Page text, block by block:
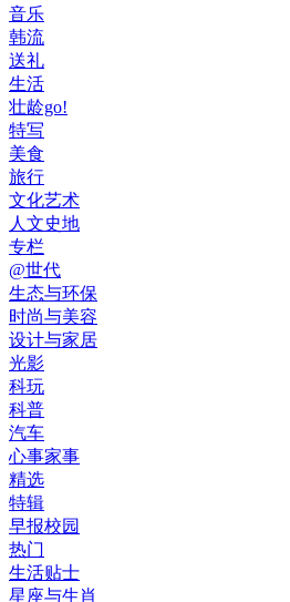
音乐
韩流
送礼
生活
壮龄go!
特写
美食
旅行
文化艺术
人文史地
专栏
@世代
生态与环保
时尚与美容
设计与家居
光影
科玩
科普
汽车
心事家事
精选
特辑
早报校园
热门
生活贴士
星座与生肖